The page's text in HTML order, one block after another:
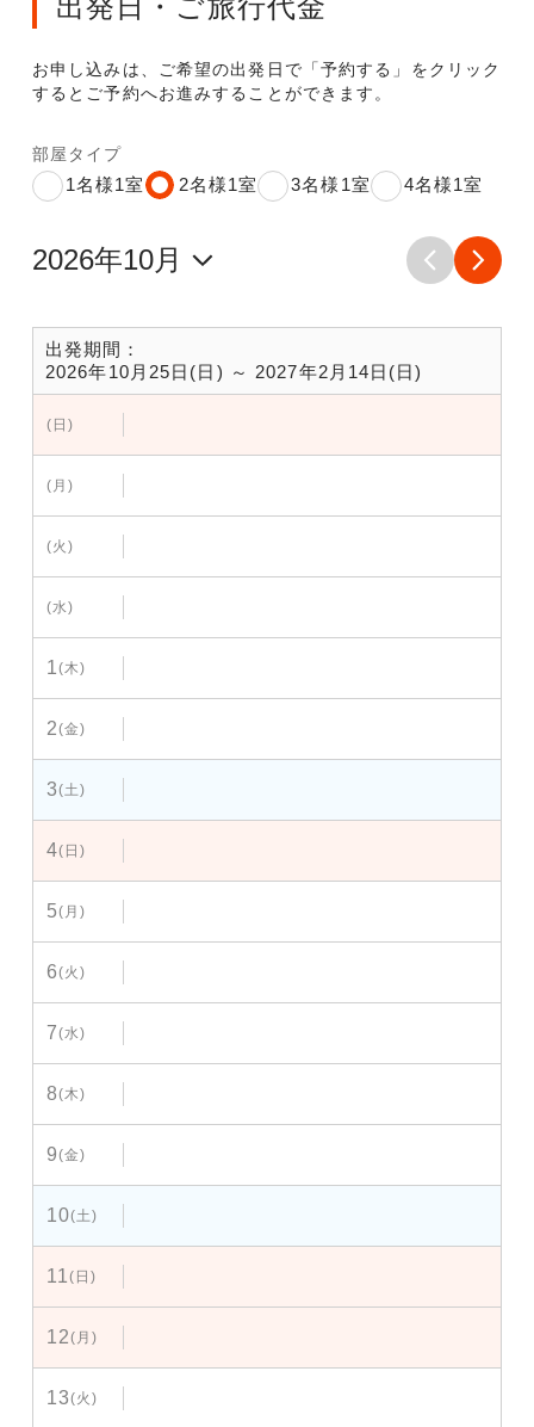
お申し込みは、ご希望の出発日で「予約する」をクリック
するとご予約へお進みすることができます。
部屋タイプ
1名様1室 2名様1室 3名様1室 4名様1室
出発期間：
2026年10月25日(日) ～ 2027年2月14日(日)
(日)
(月)
(火)
(水)
1(木)
2(金)
3(土)
4(日)
5(月)
6(火)
7(水)
8(木)
9(金)
10(土)
11(日)
12(月)
13(火)